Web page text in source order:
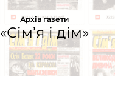
Архів газети
«Сім’я і дім»